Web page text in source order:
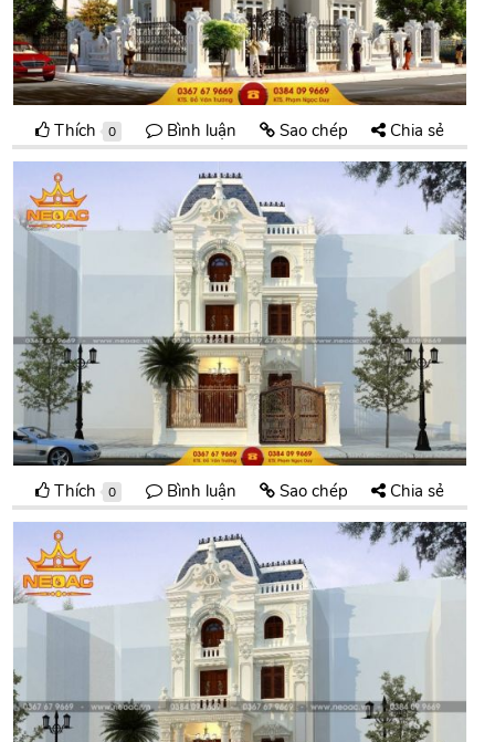
Thích 0 Bình luận Sao chép Chia sẻ
Thích 0 Bình luận Sao chép Chia sẻ